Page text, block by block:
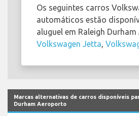
Os seguintes carros
automáticos estão
aluguel em Raleigh
Volkswagen Jetta
Marcas alternativas de carros disponíveis
Durham Aeroporto